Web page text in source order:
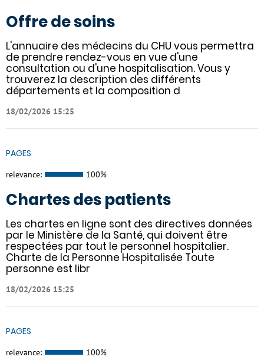
Offre de soins
L'annuaire des médecins du CHU vous permettra
de prendre rendez-vous en vue d'une
consultation ou d'une hospitalisation. Vous y
trouverez la description des différents
départements et la composition d
18/02/2026 15:25
PAGES
relevance: 100%
Chartes des patients
Les chartes en ligne sont des directives données
par le Ministère de la Santé, qui doivent être
respectées par tout le personnel hospitalier.
Charte de la Personne Hospitalisée Toute
personne est libr
18/02/2026 15:25
PAGES
relevance: 100%